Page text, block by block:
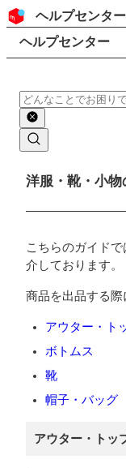
コンテンツにスキッ
ヘッダー
ヘルプセンター
検索
パンくずリスト
ヘルプセンター
検索
メインコン
洋服・靴・小物
こちらのガイド
介しております。
商品を出品する際
アウター・ト
ボトムス
靴
帽子・バッグ
アウター・トッ